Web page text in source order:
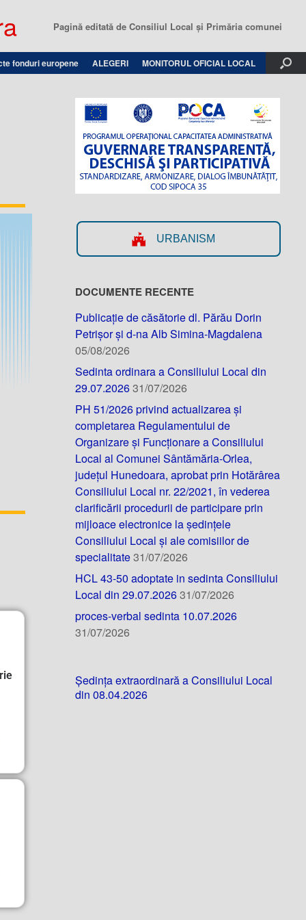
Pagină editată de Consiliul Local şi Primăria comunei
fonduri europene ALEGERI MONITORUL OFICIAL LOCAL
URBANISM
DOCUMENTE RECENTE
Publicație de căsătorie dl. Părău Dorin
Petrișor și d-na Alb Simina-Magdalena
05/08/2026
Sedinta ordinara a Consiliului Local din
29.07.202631/07/2026
PH 51/2026 privind actualizarea și
completarea Regulamentului de
Organizare și Funcționare a Consiliului
Local al Comunei Sântămăria-Orlea,
județul Hunedoara, aprobat prin Hotărârea
Consiliului Local nr. 22/2021, în vederea
clarificării procedurii de participare prin
mijloace electronice la ședințele
Consiliului Local și ale comisiilor de
specialitate31/07/2026
HCL 43-50 adoptate in sedinta Consiliului
Local din 29.07.202631/07/2026
proces-verbal sedinta 10.07.2026
31/07/2026
Ședința extraordinară a Consiliului Local
din 08.04.2026